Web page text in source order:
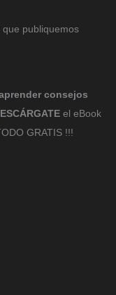
publiquemos
consejos
el eBook
GRATIS !!!